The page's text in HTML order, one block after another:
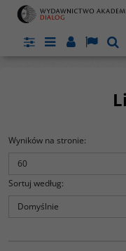
PanelMenuPanelLang
Wyników na stronie:
Sortuj według: